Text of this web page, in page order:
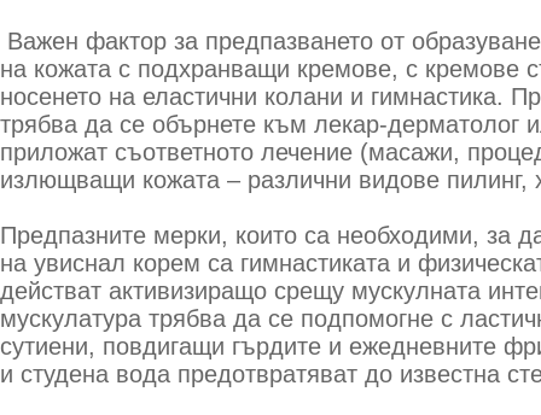
Важен фактор за предпазването от
на кожата с подхранващи кремове, с кремове
носенето на еластични колани и гимнастика.
трябва да се обърнете към лекар-дерматолог
приложат съответното лечение (масажи,
излющващи кожата – различни видове пилинг,
Предпазните мерки, които са необходими, за
на увиснал корем са гимнастиката и
действат активизиращо срещу мускулната
мускулатура трябва да се подпомогне с
сутиени, повдигащи гърдите и ежедневните
и студена вода предотвратяват до известна